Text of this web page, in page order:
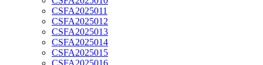
CSFA2025011
CSFA2025012
CSFA2025013
CSFA2025014
CSFA2025015
CSFA2025016